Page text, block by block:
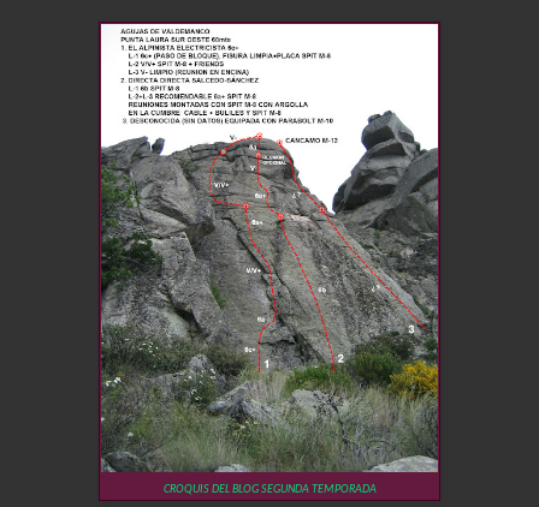
CROQUIS DEL BLOG SEGUNDA TEMPORADA